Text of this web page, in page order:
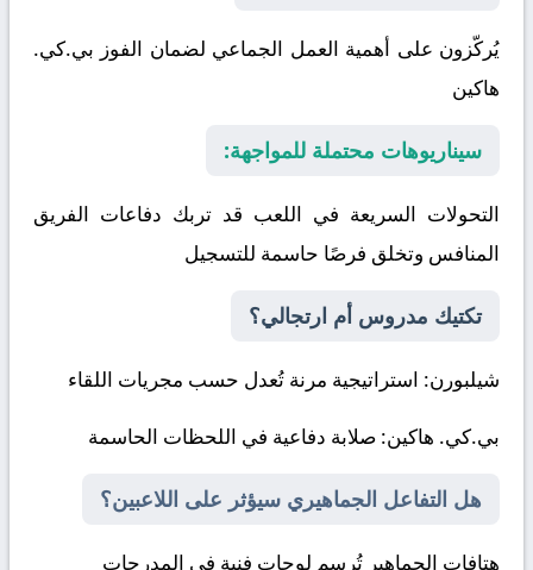
يُركّزون على أهمية العمل الجماعي لضمان الفوز بي.كي.
هاكين
سيناريوهات محتملة للمواجهة:
التحولات السريعة في اللعب قد تربك دفاعات الفريق
المنافس وتخلق فرصًا حاسمة للتسجيل
تكتيك مدروس أم ارتجالي؟
شيلبورن: استراتيجية مرنة تُعدل حسب مجريات اللقاء
بي.كي. هاكين: صلابة دفاعية في اللحظات الحاسمة
هل التفاعل الجماهيري سيؤثر على اللاعبين؟
هتافات الجماهير تُرسم لوحات فنية في المدرجات